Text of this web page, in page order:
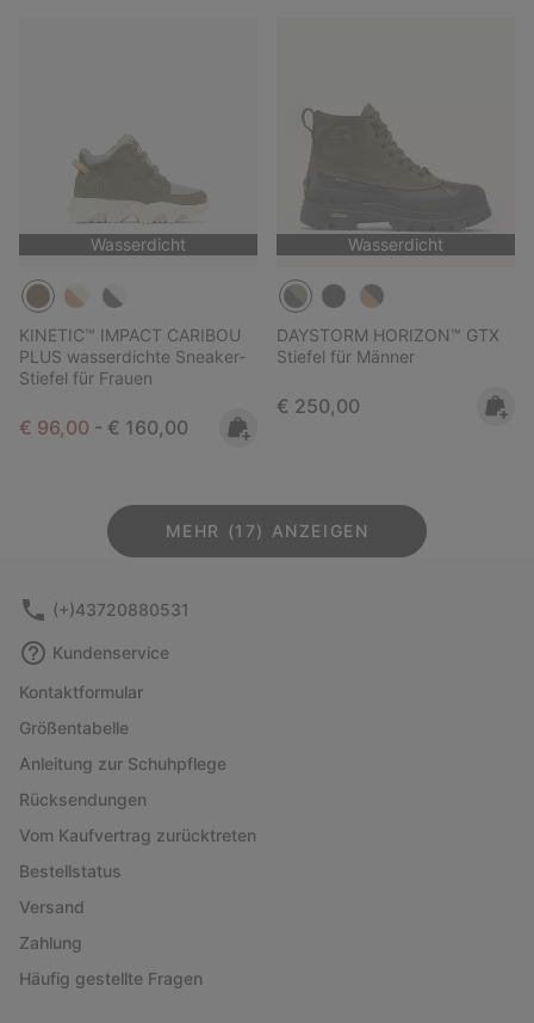
Wasserdicht
KINETIC™ IMPACT CARIBOU
PLUS wasserdichte Sneaker-
Stiefel für Frauen
Minimum sale price:
€ 96,00 - Maximum price:
€ 160,00
Wasserdicht
DAYSTORM HORIZON™ GTX
Stiefel für Männer
Regular price:
€ 250,00
MEHR (17) ANZEIGEN
(+)43720880531
Kundenservice
Kontaktformular
Größentabelle
Anleitung zur Schuhpflege
Rücksendungen
Vom Kaufvertrag zurücktreten
Bestellstatus
Versand
Zahlung
Häufig gestellte Fragen